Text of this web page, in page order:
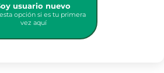
usuario nuevo
opción si es tu primera
vez aquí